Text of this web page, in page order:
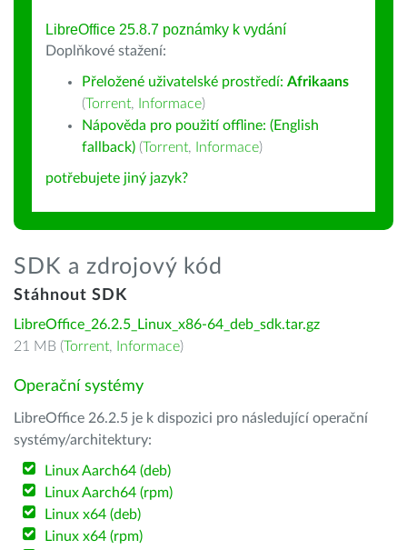
LibreOffice 25.8.7 poznámky k vydání
Doplňkové stažení:
Přeložené uživatelské prostředí: Afrikaans
(Torrent, Informace)
Nápověda pro použití offline: (English
fallback) (Torrent, Informace)
potřebujete jiný jazyk?
SDK a zdrojový kód
Stáhnout SDK
LibreOffice_26.2.5_Linux_x86-64_deb_sdk.tar.gz
21 MB (Torrent, Informace)
Operační systémy
LibreOffice 26.2.5 je k dispozici pro následující operační
systémy/architektury:
Linux Aarch64 (deb)
Linux Aarch64 (rpm)
Linux x64 (deb)
Linux x64 (rpm)